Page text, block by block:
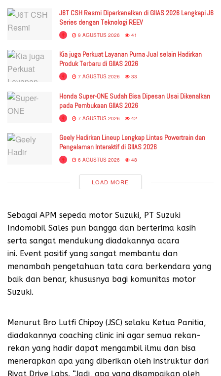
J6T CSH Resmi Diperkenalkan di GIIAS 2026 Lengkapi J6
Series dengan Teknologi REEV
9 AGUSTUS 2026 41
Kia juga Perkuat Layanan Purna Jual selain Hadirkan
Produk Terbaru di GIIAS 2026
7 AGUSTUS 2026 33
Honda Super-ONE Sudah Bisa Dipesan Usai Dikenalkan
pada Pembukaan GIIAS 2026
7 AGUSTUS 2026 42
Geely Hadirkan Lineup Lengkap Lintas Powertrain dan
Pengalaman Interaktif di GIIAS 2026
6 AGUSTUS 2026 48
LOAD MORE
Sebagai APM sepeda motor Suzuki, PT Suzuki
Indomobil Sales pun bangga dan berterima kasih
serta sangat mendukung diadakannya acara
ini. Event positif yang sangat membantu dan
menambah pengetahuan tata cara berkendara yang
baik dan benar, khususnya bagi komunitas motor
Suzuki.
Menurut Bro Lutfi Chipoy (JSC) selaku Ketua Panitia,
diadakannya coaching clinic ini agar semua rekan-
rekan yang hadir dapat mengambil ilmu dan bisa
menerapkan apa yang diberikan oleh instruktur dari
Rivat Drive Labs. “Jadi, apa yang disampaikan oleh